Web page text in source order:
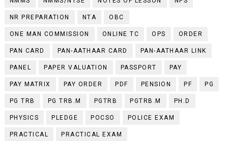
NR PREPARATION NTA OBC
ONE MAN COMMISSION ONLINE TC OPS ORDER
PAN CARD PAN-AATHAAR CARD PAN-AATHAAR LINK
PANEL PAPER VALUATION PASSPORT PAY
PAY MATRIX PAY ORDER PDF PENSION PF PG
PG TRB PG TRB.M PGTRB PGTRB.M PH.D
PHYSICS PLEDGE POCSO POLICE EXAM
PRACTICAL PRACTICAL EXAM